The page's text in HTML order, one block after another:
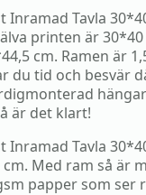
Inramad Tavla
printen är
cm. Ramen är
du tid och besvär
är det klart!
Tavla
Med ram så är
papper som ser